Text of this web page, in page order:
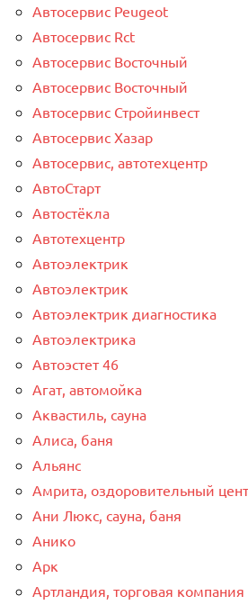
Автосервис Peugeot
Автосервис Rct
Автосервис Восточный
Автосервис Восточный
Автосервис Стройинвест
Автосервис Хазар
Автосервис, автотехцентр
АвтоСтарт
Автостёкла
Автотехцентр
Автоэлектрик
Автоэлектрик
Автоэлектрик диагностика
Автоэлектрика
Автоэстет 46
Агат, автомойка
Аквастиль, сауна
Алиса, баня
Альянс
Амрита, оздоровительный
Ани Люкс, сауна, баня
Анико
Арк
Артландия, торговая компания